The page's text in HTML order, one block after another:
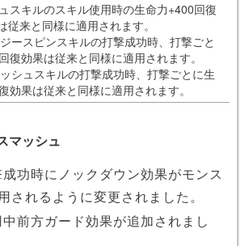
スキルのスキル使用時の生命力+400回復
従来と同様に適用されます。
ースピンスキルの打撃成功時、打撃ごと
復効果は従来と同様に適用されます。
シュスキルの打撃成功時、打撃ごとに生
効果は従来と同様に適用されます。
マッシュ
功時にノックダウン効果がモンス
されるように変更されました。
前方ガード効果が追加されまし